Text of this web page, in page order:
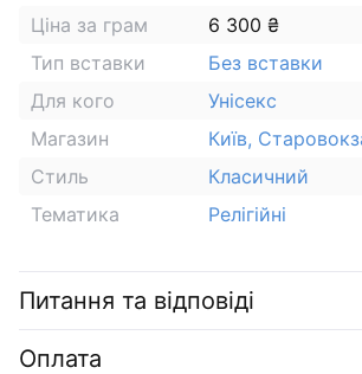
Ціна за грам
6 300 ₴
Тип вставки
Без вставки
Для кого
Унісекс
Магазин
Київ,
Стиль
Класичний
Тематика
Релігійні
Питання та відповіді
Оплата